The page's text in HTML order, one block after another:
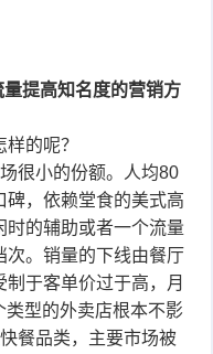
提高知名度的营销方
的呢？
很小的份额。人均80
碑，依赖堂食的美式高
时的辅助或者一个流量
次。销量的下线由餐厅
于客单价过于高，月
型的外卖店根本不影
餐品类，主要市场被